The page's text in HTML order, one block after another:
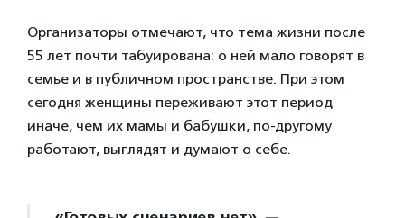
Организаторы отмечают, что тема жизни после
55 лет почти табуирована: о ней мало говорят в
семье и в публичном пространстве. При этом
сегодня женщины переживают этот период
иначе, чем их мамы и бабушки, по-другому
работают, выглядят и думают о себе.